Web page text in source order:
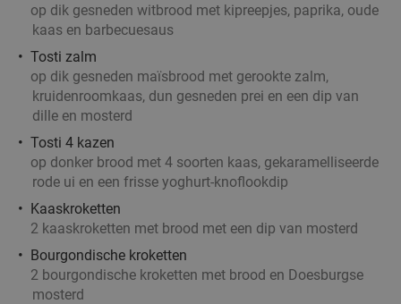
op dik gesneden witbrood met kipreepjes, paprika, oude
kaas en barbecuesaus
Tosti zalm
op dik gesneden maïsbrood met gerookte zalm,
kruidenroomkaas, dun gesneden prei en een dip van
dille en mosterd
Tosti 4 kazen
op donker brood met 4 soorten kaas, gekaramelliseerde
rode ui en een frisse yoghurt-knoflookdip
Kaaskroketten
2 kaaskroketten met brood met een dip van mosterd
Bourgondische kroketten
2 bourgondische kroketten met brood en Doesburgse
mosterd